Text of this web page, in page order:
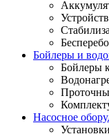
Бойлеры и
Бойлеры
Насосное